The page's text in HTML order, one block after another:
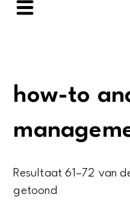
how-to
Resultaat 61–72 van
getoond